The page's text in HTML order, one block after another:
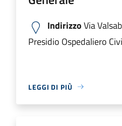
IndirizzoVia
Presidio Ospedaliero
LEGGI DI PIÙ